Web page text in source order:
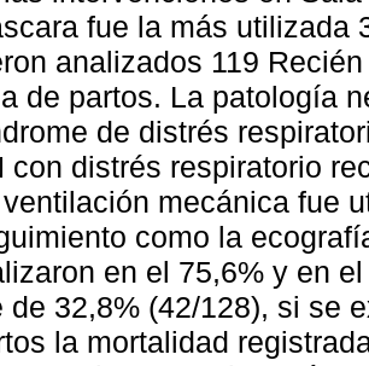
fue la más utilizada
analizados 119
de partos. La patología
de distrés
con distrés respiratorio
mecánica fue
como la
en el 75,6% y en
de 32,8% (42/128), si se
la mortalidad